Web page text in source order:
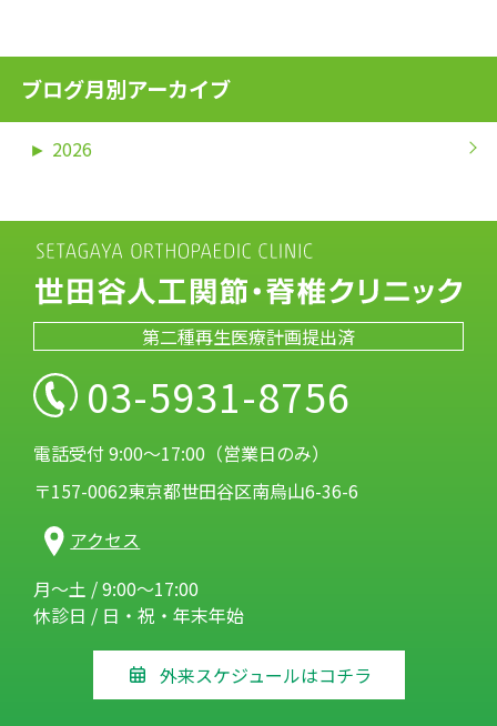
ブログ月別アーカイブ
► 2026
第二種再生医療計画提出済
03-5931-8756
電話受付 9:00～17:00（営業日のみ）
〒157-0062東京都世田谷区南烏山6-36-6
アクセス
月～土 / 9:00～17:00
休診日 / 日・祝・年末年始
外来スケジュールはコチラ